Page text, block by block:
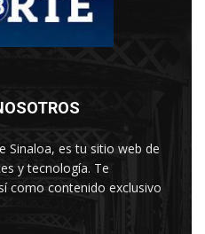
Sinaloa, es tu sitio web de
y tecnología. Te
como contenido exclusivo